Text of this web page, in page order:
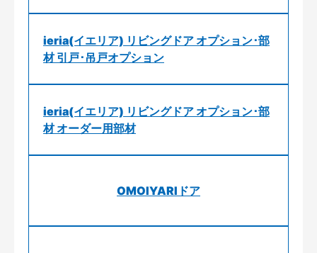
ieria(イエリア) リビングドア オプション･部
材 引戸･吊戸オプション
ieria(イエリア) リビングドア オプション･部
材 オーダー用部材
OMOIYARIドア